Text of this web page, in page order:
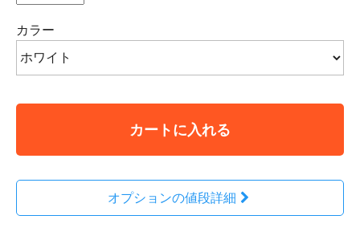
カラー
カートに入れる
オプションの値段詳細